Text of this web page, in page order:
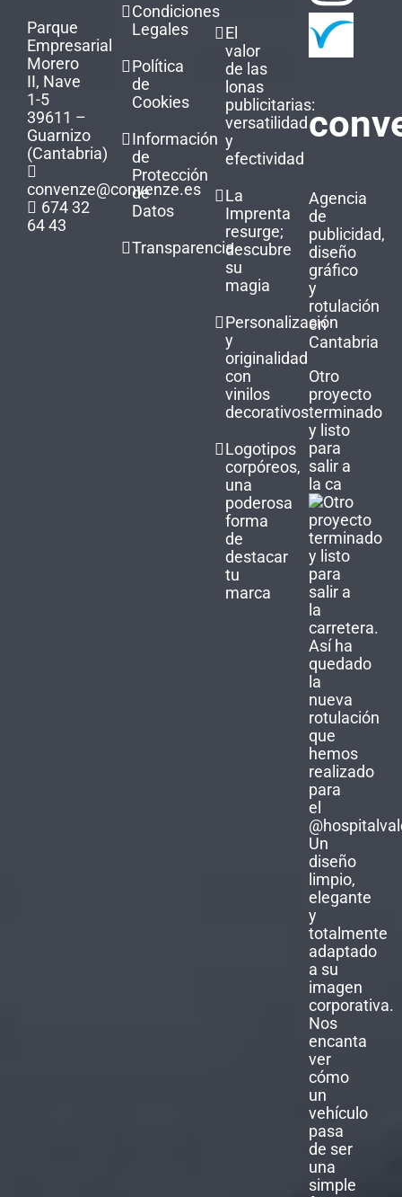
Parque
Empresarial
Morero
II, Nave
1-5
39611 –
Guarnizo
(Cantabria)
convenze@convenze.es
674 32
64 43
Condiciones
Legales
Política
de
Cookies
Información
de
Protección
de
Datos
Transparencia
El
valor
de las
lonas
publicitarias:
versatilidad
y
efectividad
La
Imprenta
resurge;
descubre
su
magia
Personalización
y
originalidad
con
vinilos
decorativos
Logotipos
corpóreos,
una
poderosa
forma
de
destacar
tu
marca
Agencia
de
publicidad,
diseño
gráfico
y
rotulación
en
Cantabria
Otro
proyecto
terminado
y listo
para
salir a
la ca